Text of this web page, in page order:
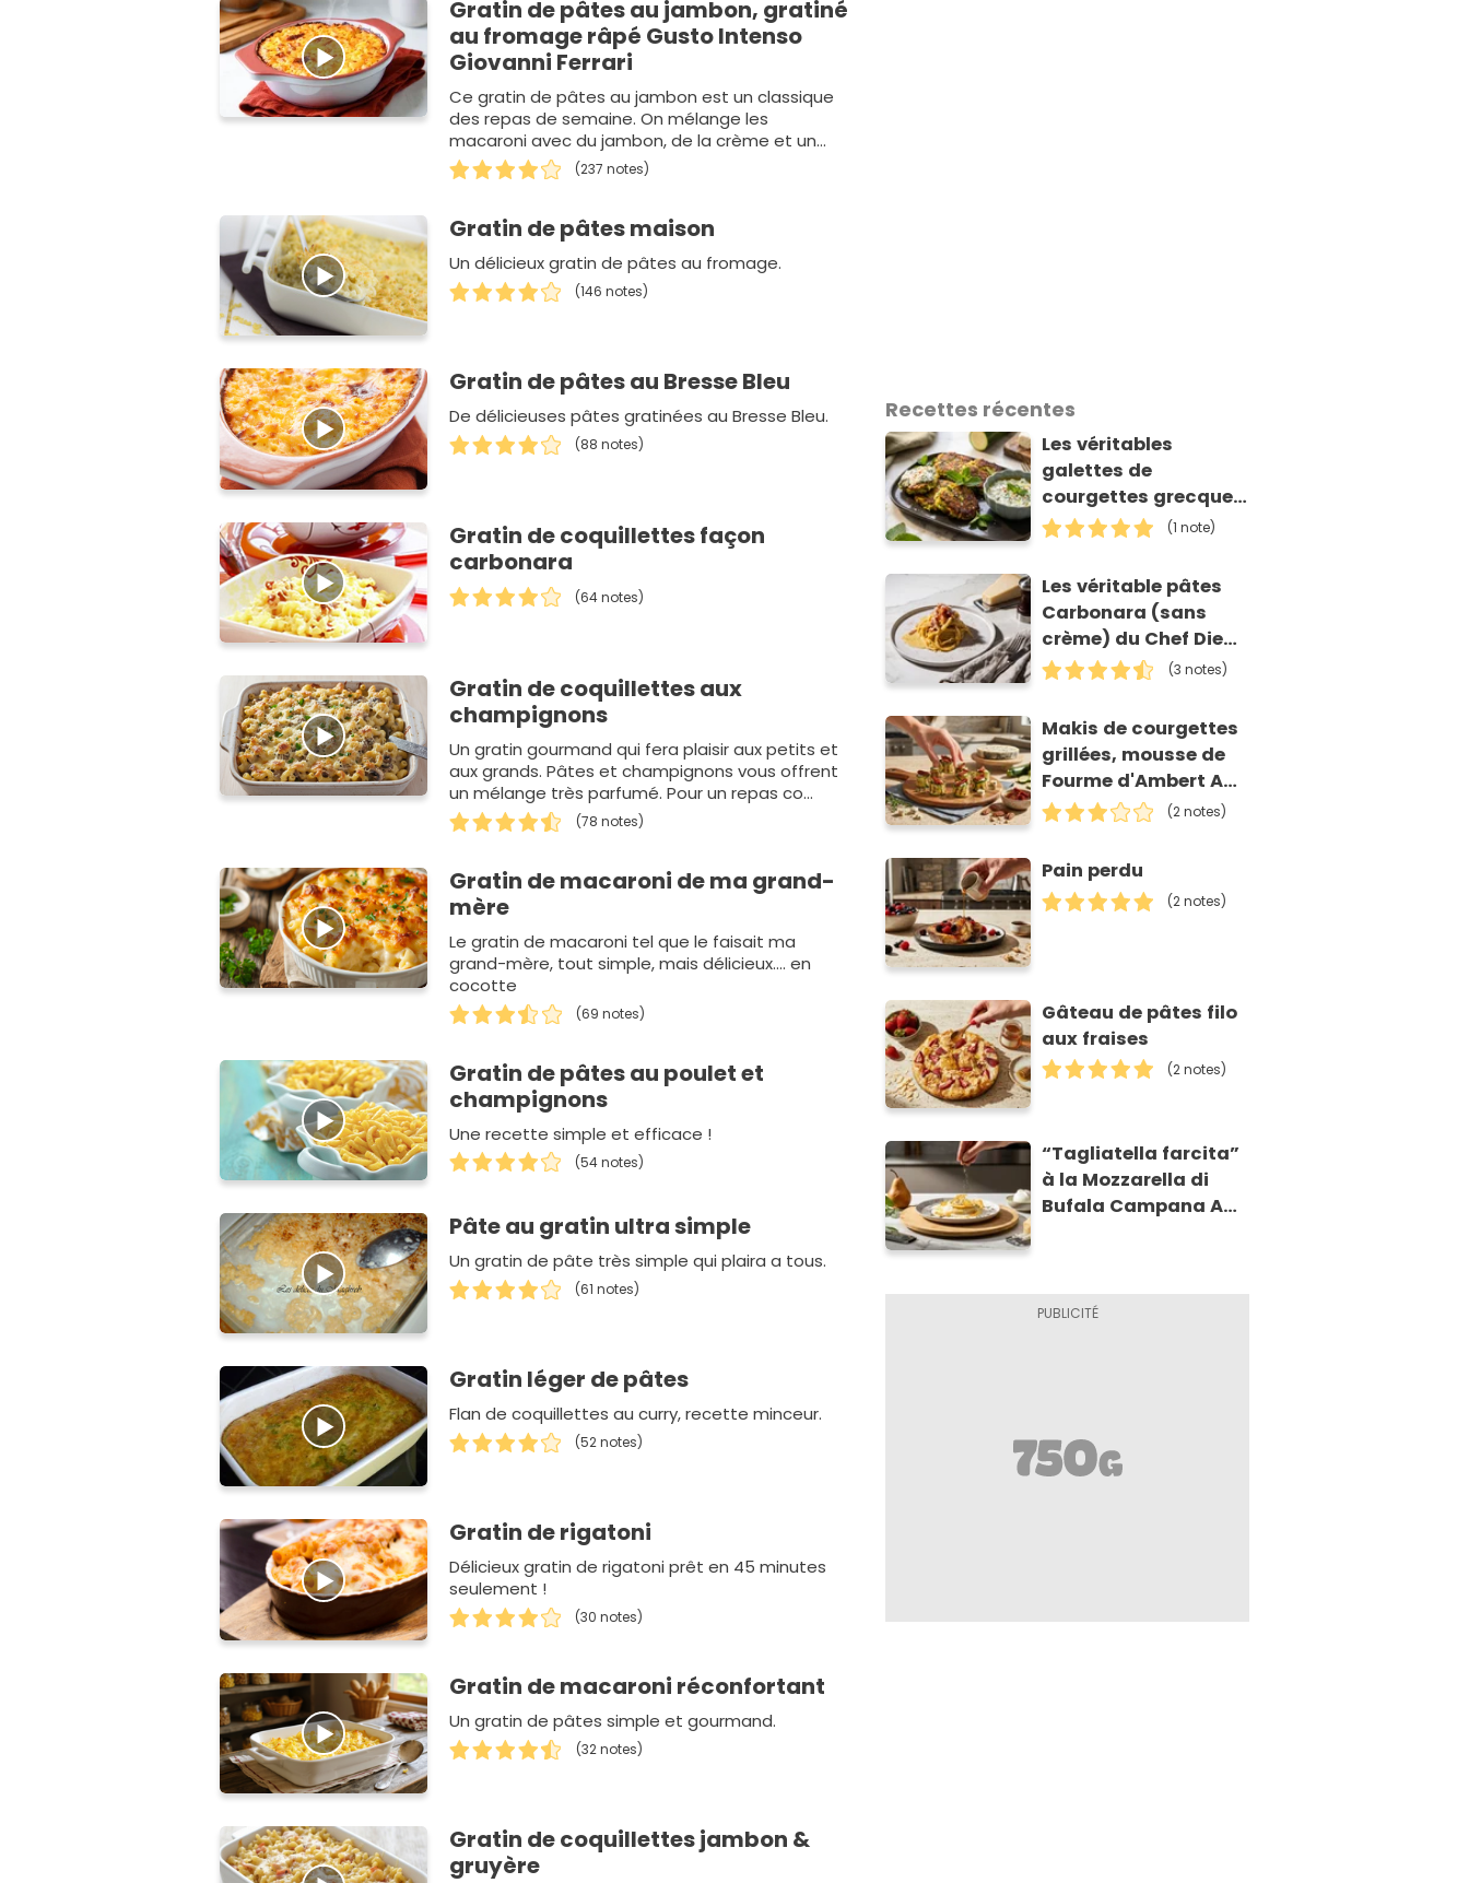
Gratin de pâtes au jambon, gratiné
au fromage râpé Gusto Intenso
Giovanni Ferrari
Ce gratin de pâtes au jambon est un classique
des repas de semaine. On mélange les
macaroni avec du jambon, de la crème et un
œuf pour lie…
(237 notes)
Gratin de pâtes maison
Un délicieux gratin de pâtes au fromage.
(146 notes)
Gratin de pâtes au Bresse Bleu
De délicieuses pâtes gratinées au Bresse Bleu.
(88 notes)
Gratin de coquillettes façon
carbonara
(64 notes)
Gratin de coquillettes aux
champignons
Un gratin gourmand qui fera plaisir aux petits et
aux grands. Pâtes et champignons vous offrent
un mélange très parfumé. Pour un repas co…
(78 notes)
Gratin de macaroni de ma grand-
mère
Le gratin de macaroni tel que le faisait ma
grand-mère, tout simple, mais délicieux.... en
cocotte
(69 notes)
Gratin de pâtes au poulet et
champignons
Une recette simple et efficace !
(54 notes)
Pâte au gratin ultra simple
Un gratin de pâte très simple qui plaira a tous.
(61 notes)
Gratin léger de pâtes
Flan de coquillettes au curry, recette minceur.
(52 notes)
Gratin de rigatoni
Délicieux gratin de rigatoni prêt en 45 minutes
seulement !
(30 notes)
Gratin de macaroni réconfortant
Un gratin de pâtes simple et gourmand.
(32 notes)
Gratin de coquillettes jambon &
gruyère
Recettes récentes
Les véritables
galettes de
courgettes grecques
(kolokithokeftedes)
(1 note)
Les véritable pâtes
Carbonara (sans
crème) du Chef Diego
Accettulli
(3 notes)
Makis de courgettes
grillées, mousse de
Fourme d'Ambert AOP
et tomates séchées
(2 notes)
Pain perdu
(2 notes)
Gâteau de pâtes filo
aux fraises
(2 notes)
“Tagliatella farcita”
à la Mozzarella di
Bufala Campana AOP
croustillants de